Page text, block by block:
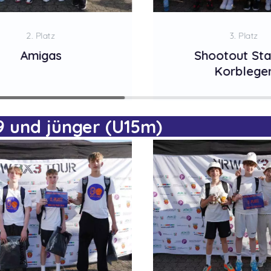
2. Platz
Amigas
3. Platz
Shootout
und jünger (U15m)